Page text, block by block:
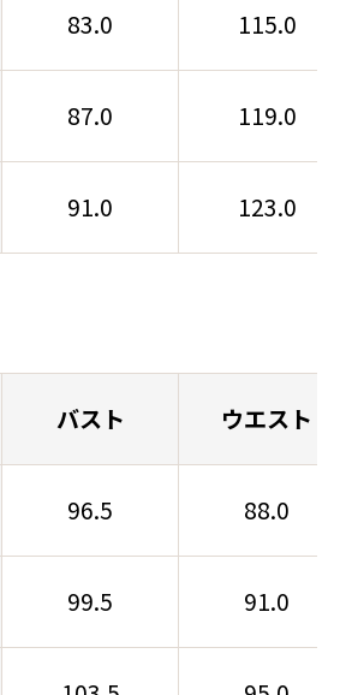
83.0 115.0
87.0 119.0
91.0 123.0
バスト ウエスト
96.5 88.0
99.5 91.0